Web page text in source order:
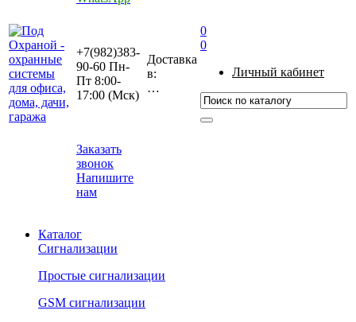
+7(982)383-
90-60 Пн-
Пт 8:00-
17:00 (Мcк)
Заказать
звонок
Напишите
нам
Доставка
в:
…
0
0
Личный кабинет
Каталог
Сигнализации
Простые сигнализации
GSM сигнализации